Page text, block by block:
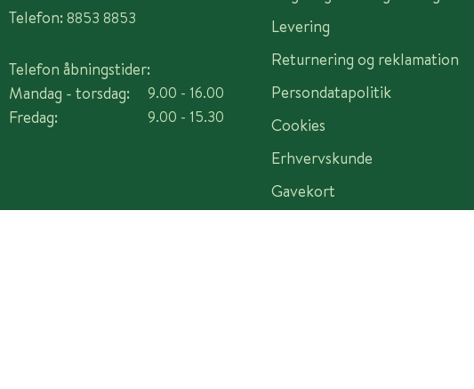
Telefon: 8853 8853
Telefon åbningstider:
Mandag - torsdag:
Fredag:
9.00 - 16.00
9.00 - 15.30
Levering
Returnering og reklamation
Persondatapolitik
Cookies
Erhvervskunde
Gavekort